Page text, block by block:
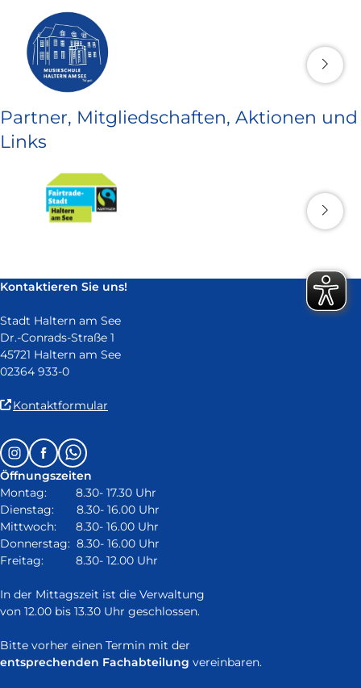
Partner, Mitgliedschaften, Aktionen und
Links
Kontaktieren Sie uns!
Stadt Haltern am See
Dr.-Conrads-Straße 1
45721 Haltern am See
02364 933-0
Kontaktformular
in
neuem
Fenster)
Follow
us
on:
InstagramFacebookWhatsapp
Öffnungszeiten
Montag: 8.30- 17.30 Uhr
Dienstag: 8.30- 16.00 Uhr
Mittwoch: 8.30- 16.00 Uhr
Donnerstag: 8.30- 16.00 Uhr
Freitag: 8.30- 12.00 Uhr
In der Mittagszeit ist die Verwaltung
von 12.00 bis 13.30 Uhr geschlossen.
Bitte vorher einen Termin mit der
entsprechenden Fachabteilung vereinbaren.